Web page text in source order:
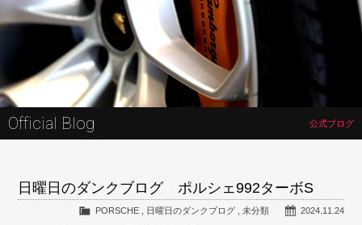
Official Blog 公式ブログ
日曜日のダンクブログ ポルシェ992ターボS
2024.11.24
PORSCHE, 日曜日のダンクブログ, 未分類